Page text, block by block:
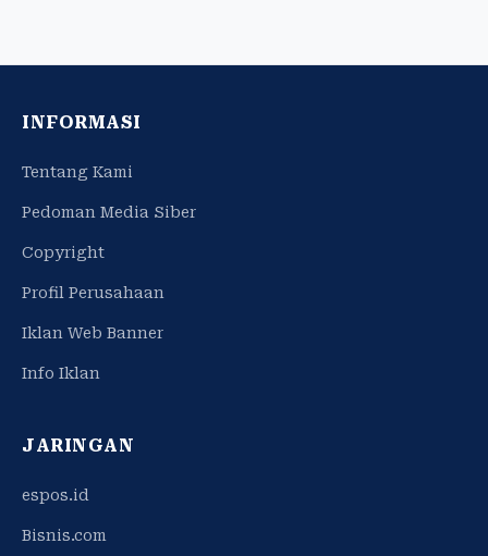
INFORMASI
Tentang Kami
Pedoman Media Siber
Copyright
Profil Perusahaan
Iklan Web Banner
Info Iklan
JARINGAN
espos.id
Bisnis.com